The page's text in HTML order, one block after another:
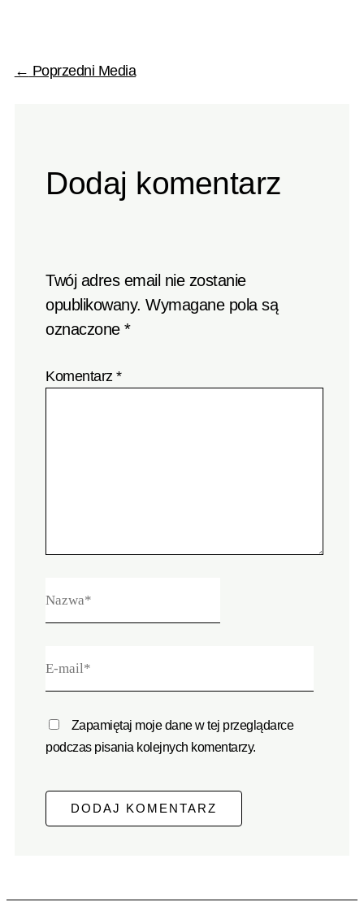
← Poprzedni Media
Dodaj komentarz
Twój adres email nie zostanie
opublikowany. Wymagane pola są
oznaczone*
Komentarz*
Zapamiętaj moje dane w tej przeglądarce
podczas pisania kolejnych komentarzy.